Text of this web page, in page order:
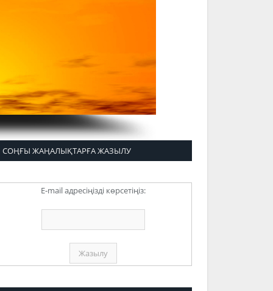
СОҢҒЫ ЖАҢАЛЫҚТАРҒА ЖАЗЫЛУ
E-mail адресіңізді көрсетіңіз: